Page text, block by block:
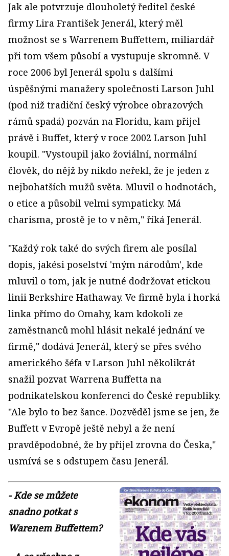
Jak ale potvrzuje dlouholetý ředitel české
firmy Lira František Jenerál, který měl
možnost se s Warrenem Buffettem, miliardář
při tom všem působí a vystupuje skromně. V
roce 2006 byl Jenerál spolu s dalšími
úspěšnými manažery společnosti Larson Juhl
(pod niž tradiční český výrobce obrazových
rámů spadá) pozván na Floridu, kam přijel
právě i Buffet, který v roce 2002 Larson Juhl
koupil. "Vystoupil jako žoviální, normální
člověk, do nějž by nikdo neřekl, že je jeden z
nejbohatších mužů světa. Mluvil o hodnotách,
o etice a působil velmi sympaticky. Má
charisma, prostě je to v něm," říká Jenerál.
"Každý rok také do svých firem ale posílal
dopis, jakési poselství 'mým národům', kde
mluvil o tom, jak je nutné dodržovat etickou
linii Berkshire Hathaway. Ve firmě byla i horká
linka přímo do Omahy, kam kdokoli ze
zaměstnanců mohl hlásit nekalé jednání ve
firmě," dodává Jenerál, který se přes svého
amerického šéfa v Larson Juhl několikrát
snažil pozvat Warrena Buffetta na
podnikatelskou konferenci do České republiky.
"Ale bylo to bez šance. Dozvěděl jsme se jen, že
Buffett v Evropě ještě nebyl a že není
pravděpodobné, že by přijel zrovna do Česka,"
usmívá se s odstupem času Jenerál.
- Kde se můžete
snadno potkat s
Warenem Buffettem?